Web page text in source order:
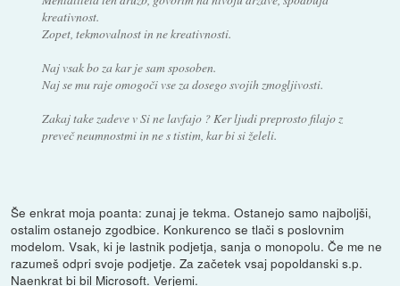
kreativnost.
Zopet, tekmovalnost in ne kreativnosti.
Naj vsak bo za kar je sam sposoben.
Naj se mu raje omogoči vse za dosego svojih zmogljivosti.
Zakaj take zadeve v Si ne lavfajo ? Ker ljudi preprosto filajo z
preveč neumnostmi in ne s tistim, kar bi si želeli.
Še enkrat moja poanta: zunaj je tekma. Ostanejo samo najboljši,
ostalim ostanejo zgodbice. Konkurenco se tlači s poslovnim
modelom. Vsak, ki je lastnik podjetja, sanja o monopolu. Če me ne
razumeš odpri svoje podjetje. Za začetek vsaj popoldanski s.p.
Naenkrat bi bil Microsoft. Verjemi.